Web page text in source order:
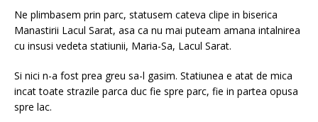
Ne plimbasem prin parc, statusem cateva clipe in biserica
Manastirii Lacul Sarat, asa ca nu mai puteam amana intalnirea
cu insusi vedeta statiunii, Maria-Sa, Lacul Sarat.
Si nici n-a fost prea greu sa-l gasim. Statiunea e atat de mica
incat toate strazile parca duc fie spre parc, fie in partea opusa
spre lac.